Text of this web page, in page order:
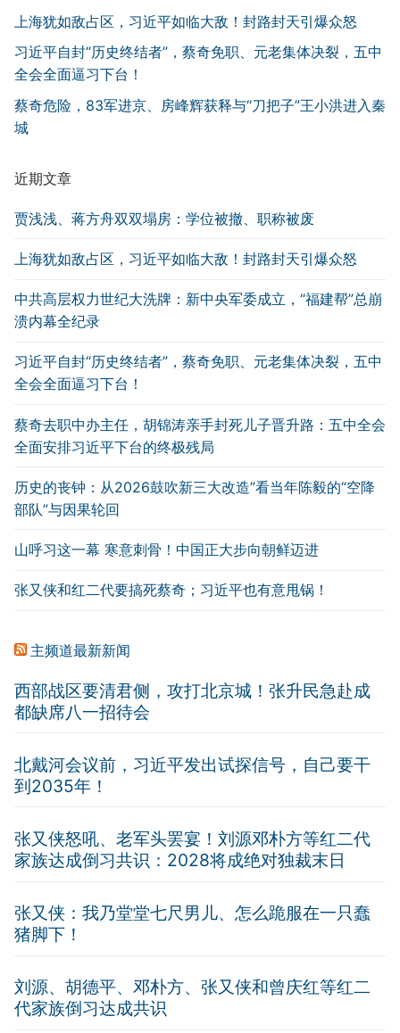
上海犹如敌占区，习近平如临大敌！封路封天引爆众怒
习近平自封“历史终结者”，蔡奇免职、元老集体决裂，五中
全会全面逼习下台！
蔡奇危险，83军进京、房峰辉获释与“刀把子”王小洪进入秦
城
近期文章
贾浅浅、蒋方舟双双塌房：学位被撤、职称被废
上海犹如敌占区，习近平如临大敌！封路封天引爆众怒
中共高层权力世纪大洗牌：新中央军委成立，“福建帮”总崩
溃内幕全纪录
习近平自封“历史终结者”，蔡奇免职、元老集体决裂，五中
全会全面逼习下台！
蔡奇去职中办主任，胡锦涛亲手封死儿子晋升路：五中全会
全面安排习近平下台的终极残局
历史的丧钟：从2026鼓吹新三大改造”看当年陈毅的“空降
部队”与因果轮回
山呼习这一幕 寒意刺骨！中国正大步向朝鲜迈进
张又侠和红二代要搞死蔡奇；习近平也有意甩锅！
主频道最新新闻
西部战区要清君侧，攻打北京城！张升民急赴成
都缺席八一招待会
北戴河会议前，习近平发出试探信号，自己要干
到2035年！
张又侠怒吼、老军头罢宴！刘源邓朴方等红二代
家族达成倒习共识：2028将成绝对独裁末日
张又侠：我乃堂堂七尺男儿、怎么跪服在一只蠢
猪脚下！
刘源、胡德平、邓朴方、张又侠和曾庆红等红二
代家族倒习达成共识